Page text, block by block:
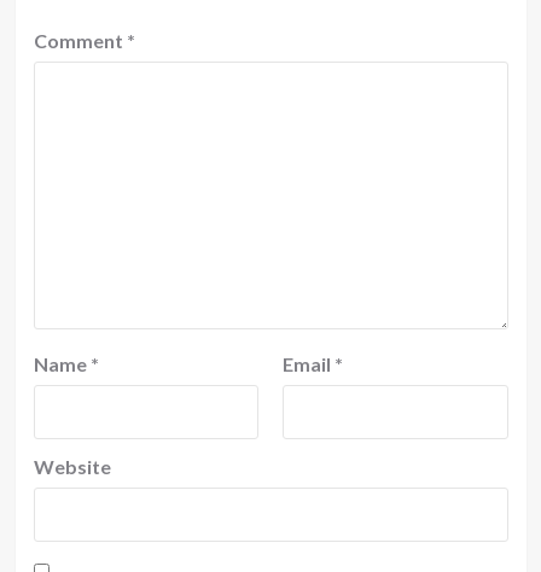
Comment *
Name * Email *
Website